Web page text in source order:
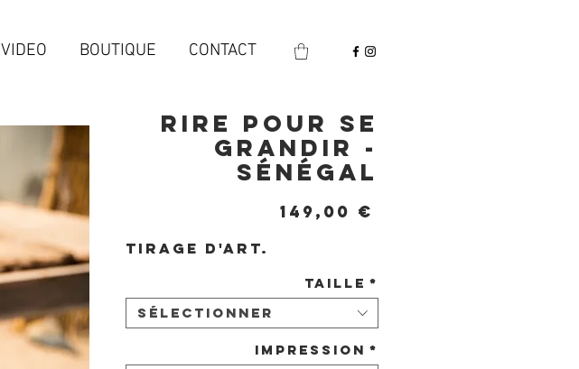
VIDEO BOUTIQUE CONTACT
Rire pour se
grandir -
Sénégal
149,00 €
Tirage d'art.
Taille *
Sélectionner
Impression *